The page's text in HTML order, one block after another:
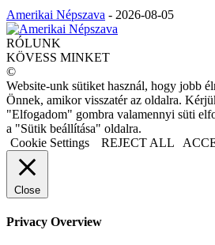
Amerikai Népszava - 2026-08-05
RÓLUNK
KÖVESS MINKET
©
Website-unk sütiket használ, hogy jobb
Önnek, amikor visszatér az oldalra.
"Elfogadom" gombra valamennyi süti
a "Sütik beállítása" oldalra.
Cookie Settings
REJECT ALL
Close
Privacy Overview